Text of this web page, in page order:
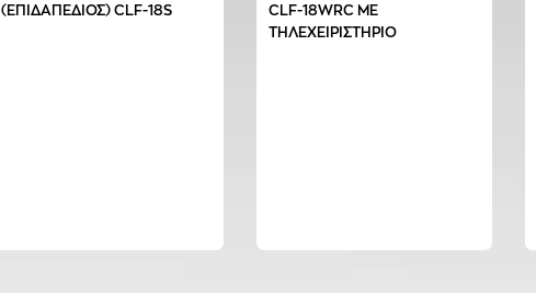
(ΕΠΙΔΑΠΕΔΙΟΣ) CLF-18S
CLF-18WRC ΜΕ
ΤΗΛΕΧΕΙΡΙΣΤΗΡΙΟ